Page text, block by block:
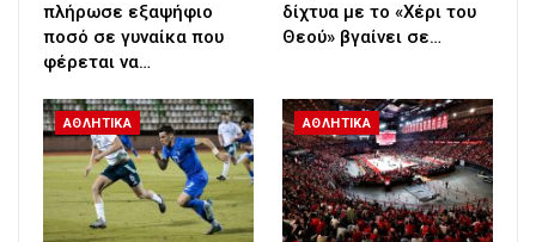
πλήρωσε εξαψήφιο
ποσό σε γυναίκα που
φέρεται να…
δίχτυα με το «Χέρι του
Θεού» βγαίνει σε…
ΑΘΛΗΤΙΚΑ ΑΘΛΗΤΙΚΑ